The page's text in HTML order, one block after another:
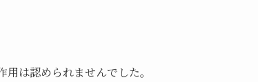
は認められませんでした。